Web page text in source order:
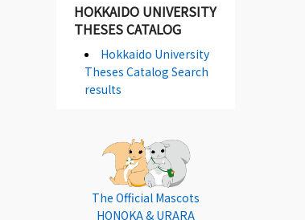
HOKKAIDO UNIVERSITY
THESES CATALOG
Hokkaido University
Theses Catalog Search
results
The Official Mascots
HONOKA & URARA